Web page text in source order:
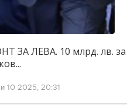
ЗА ЛЕВА. 10 млрд. лв. за
10 2025, 20:31